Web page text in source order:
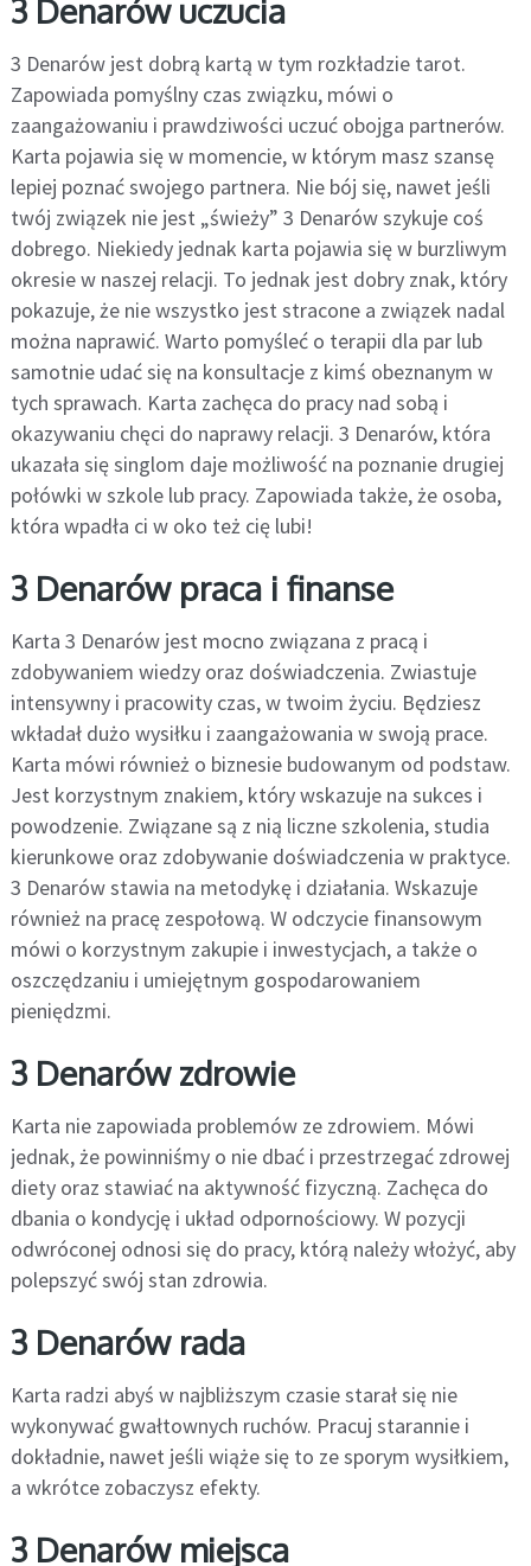
3 Denarów uczucia
3 Denarów jest dobrą kartą w tym rozkładzie tarot.
Zapowiada pomyślny czas związku, mówi o
zaangażowaniu i prawdziwości uczuć obojga partnerów.
Karta pojawia się w momencie, w którym masz szansę
lepiej poznać swojego partnera. Nie bój się, nawet jeśli
twój związek nie jest „świeży” 3 Denarów szykuje coś
dobrego. Niekiedy jednak karta pojawia się w burzliwym
okresie w naszej relacji. To jednak jest dobry znak, który
pokazuje, że nie wszystko jest stracone a związek nadal
można naprawić. Warto pomyśleć o terapii dla par lub
samotnie udać się na konsultacje z kimś obeznanym w
tych sprawach. Karta zachęca do pracy nad sobą i
okazywaniu chęci do naprawy relacji. 3 Denarów, która
ukazała się singlom daje możliwość na poznanie drugiej
połówki w szkole lub pracy. Zapowiada także, że osoba,
która wpadła ci w oko też cię lubi!
3 Denarów praca i finanse
Karta 3 Denarów jest mocno związana z pracą i
zdobywaniem wiedzy oraz doświadczenia. Zwiastuje
intensywny i pracowity czas, w twoim życiu. Będziesz
wkładał dużo wysiłku i zaangażowania w swoją prace.
Karta mówi również o biznesie budowanym od podstaw.
Jest korzystnym znakiem, który wskazuje na sukces i
powodzenie. Związane są z nią liczne szkolenia, studia
kierunkowe oraz zdobywanie doświadczenia w praktyce.
3 Denarów stawia na metodykę i działania. Wskazuje
również na pracę zespołową. W odczycie finansowym
mówi o korzystnym zakupie i inwestycjach, a także o
oszczędzaniu i umiejętnym gospodarowaniem
pieniędzmi.
3 Denarów zdrowie
Karta nie zapowiada problemów ze zdrowiem. Mówi
jednak, że powinniśmy o nie dbać i przestrzegać zdrowej
diety oraz stawiać na aktywność fizyczną. Zachęca do
dbania o kondycję i układ odpornościowy. W pozycji
odwróconej odnosi się do pracy, którą należy włożyć, aby
polepszyć swój stan zdrowia.
3 Denarów rada
Karta radzi abyś w najbliższym czasie starał się nie
wykonywać gwałtownych ruchów. Pracuj starannie i
dokładnie, nawet jeśli wiąże się to ze sporym wysiłkiem,
a wkrótce zobaczysz efekty.
3 Denarów miejsca